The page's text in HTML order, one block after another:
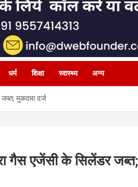
धर्म शिक्षा स्वास्थ्य अन्य
मुकदमा दर्ज
गैस एजेंसी के सिलेंडर जब्त;